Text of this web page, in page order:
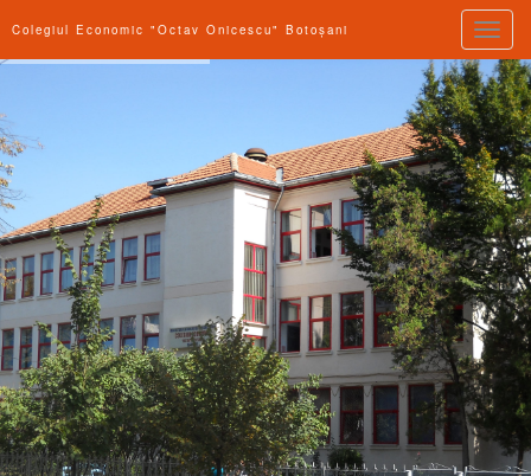
Toggle
Colegiul Economic "Octav Onicescu" Botoșani